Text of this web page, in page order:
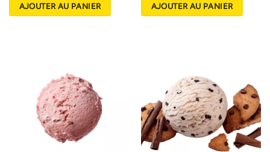
AJOUTER AU PANIER AJOUTER AU PANIER